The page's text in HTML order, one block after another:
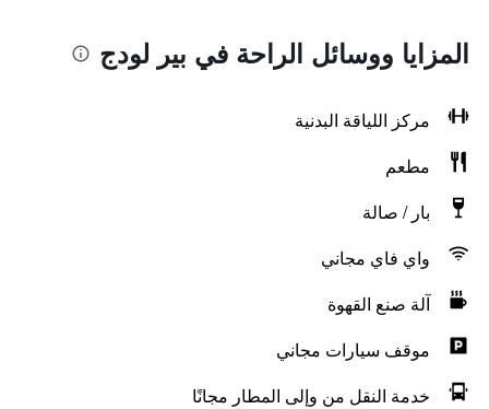
المزايا ووسائل الراحة في بير لودج
مركز اللياقة البدنية
مطعم
بار / صالة
واي فاي مجاني
آلة صنع القهوة
موقف سيارات مجاني
خدمة النقل من وإلى المطار مجانًا